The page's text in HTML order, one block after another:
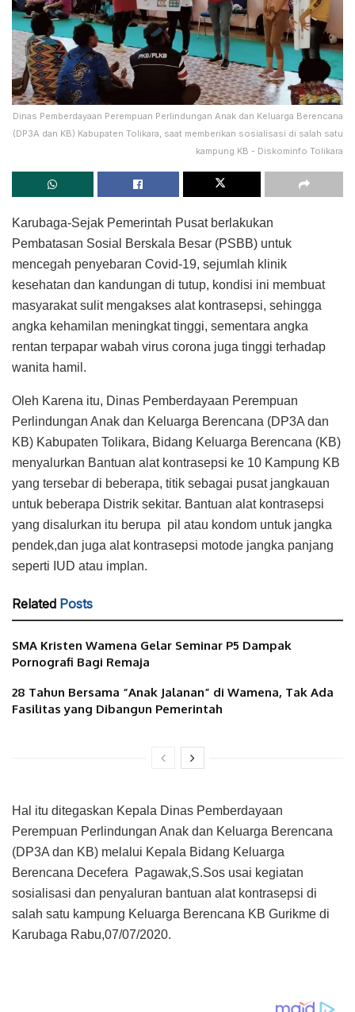
Dinas Pemberdayaan Perempuan Perlindungan Anak dan Keluarga Berencana
(DP3A dan KB) Kabupaten Tolikara, saat memberikan sosialisasi di salah satu
kampung KB - Diskominfo Tolikara
Karubaga-Sejak Pemerintah Pusat berlakukan
Pembatasan Sosial Berskala Besar (PSBB) untuk
mencegah penyebaran Covid-19, sejumlah klinik
kesehatan dan kandungan di tutup, kondisi ini membuat
masyarakat sulit mengakses alat kontrasepsi, sehingga
angka kehamilan meningkat tinggi, sementara angka
rentan terpapar wabah virus corona juga tinggi terhadap
wanita hamil.
Oleh Karena itu, Dinas Pemberdayaan Perempuan
Perlindungan Anak dan Keluarga Berencana (DP3A dan
KB) Kabupaten Tolikara, Bidang Keluarga Berencana (KB)
menyalurkan Bantuan alat kontrasepsi ke 10 Kampung KB
yang tersebar di beberapa, titik sebagai pusat jangkauan
untuk beberapa Distrik sekitar. Bantuan alat kontrasepsi
yang disalurkan itu berupa pil atau kondom untuk jangka
pendek,dan juga alat kontrasepsi motode jangka panjang
seperti IUD atau implan.
Related Posts
SMA Kristen Wamena Gelar Seminar P5 Dampak
Pornografi Bagi Remaja
28 Tahun Bersama “Anak Jalanan” di Wamena, Tak Ada
Fasilitas yang Dibangun Pemerintah
Hal itu ditegaskan Kepala Dinas Pemberdayaan
Perempuan Perlindungan Anak dan Keluarga Berencana
(DP3A dan KB) melalui Kepala Bidang Keluarga
Berencana Decefera Pagawak,S.Sos usai kegiatan
sosialisasi dan penyaluran bantuan alat kontrasepsi di
salah satu kampung Keluarga Berencana KB Gurikme di
Karubaga Rabu,07/07/2020.